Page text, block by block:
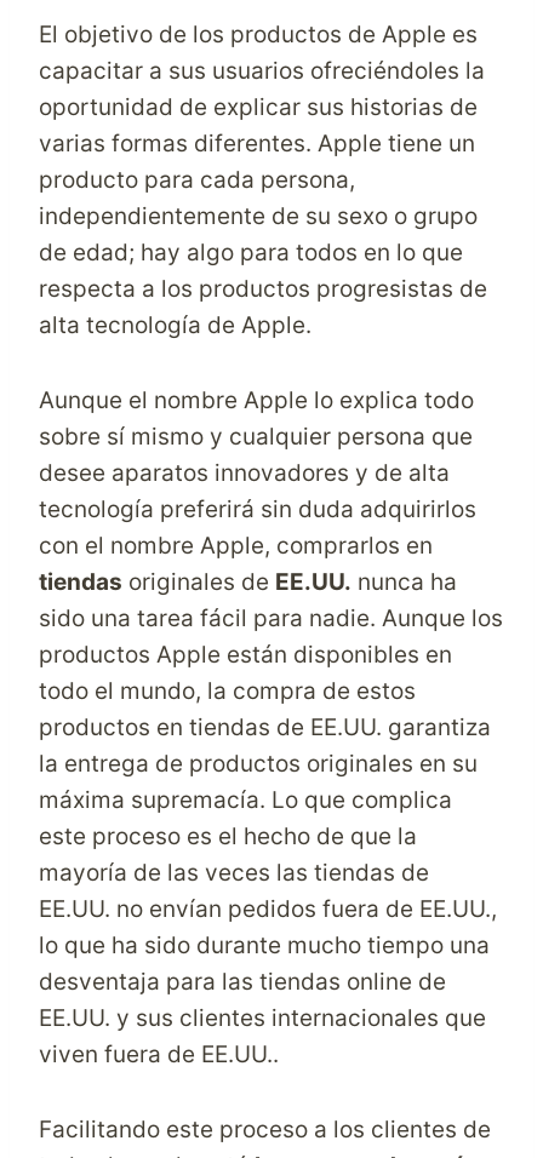
El objetivo de los productos de Apple es
capacitar a sus usuarios ofreciéndoles la
oportunidad de explicar sus historias de
varias formas diferentes. Apple tiene un
producto para cada persona,
independientemente de su sexo o grupo
de edad; hay algo para todos en lo que
respecta a los productos progresistas de
alta tecnología de Apple.
Aunque el nombre Apple lo explica todo
sobre sí mismo y cualquier persona que
desee aparatos innovadores y de alta
tecnología preferirá sin duda adquirirlos
con el nombre Apple, comprarlos en
tiendas originales de EE.UU. nunca ha
sido una tarea fácil para nadie. Aunque los
productos Apple están disponibles en
todo el mundo, la compra de estos
productos en tiendas de EE.UU. garantiza
la entrega de productos originales en su
máxima supremacía. Lo que complica
este proceso es el hecho de que la
mayoría de las veces las tiendas de
EE.UU. no envían pedidos fuera de EE.UU.,
lo que ha sido durante mucho tiempo una
desventaja para las tiendas online de
EE.UU. y sus clientes internacionales que
viven fuera de EE.UU..
Facilitando este proceso a los clientes de